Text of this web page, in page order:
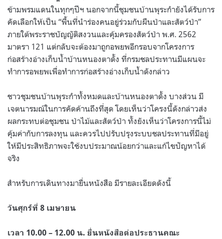
ข้ามพรมแดนในทุกๆปีฯ นอกจากนี้ชุมชนบ้านพุระกำยังได้รับการ
คัดเลือกให้เป็น “พื้นที่นำร่องคนอยู่ร่วมกับผืนป่าและสัตว์ป่า”
ภายใต้พระราชบัญญัติสงวนและคุ้มครองสัตว์ป่า พ.ศ. 2562
มาตรา 121 แต่กลับจะต้องมาถูกอพยพอีกรอบจากโครงการ
ก่อสร้างอ่างเก็บน้ำบ้านหนองตาดั้ง ที่กรมชลประทานมีแผนจะ
ทำการอพยพเพื่อทำการก่อสร้างอ่างเก็บน้ำดังกล่าว
ชาวชุมชนบ้านพุระกำทั้งหมดและบ้านหนองตาดั้ง บางส่วน มี
เจตนารมณ์ในการคัดค้านถึงที่สุด โดยเห็นว่าโครงนี้ดังกล่าวส่ง
ผลกระทบต่อชุมชน ป่าไม้และสัตว์ป่า ทั้งยังเห็นว่าโครงการนี้ไม่
คุ้มค่ากับการลงทุน และควรไปปรับปรุงระบบชลประทานที่มีอยู่
ให้มีประสิทธิภาพจะใช้งบประมาณน้อยกว่าและแก้ไขปัญหาได้
จริง
สำหรับการเดินทางมายื่นหนังสือ มีรายละเอียดดังนี้
วันศุกร์ที่ 8 เมษายน
เวลา 10.00 – 12.00 น. ยื่นหนังสือต่อประธานคณะ